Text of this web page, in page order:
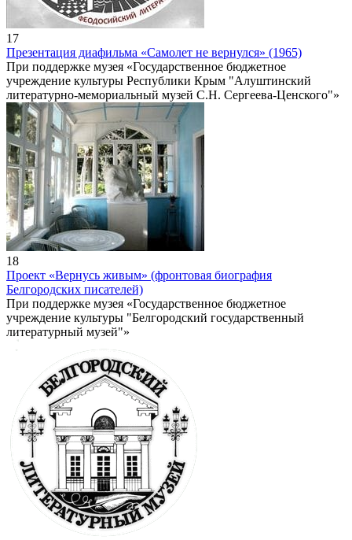
17
Презентация диафильма «Самолет не вернулся» (1965)
При поддержке музея «Государственное бюджетное
учреждение культуры Республики Крым "Алуштинский
литературно-мемориальный музей С.Н. Сергеева-Ценского"»
18
Проект «Вернусь живым» (фронтовая биография
Белгородских писателей)
При поддержке музея «Государственное бюджетное
учреждение культуры "Белгородский государственный
литературный музей"»